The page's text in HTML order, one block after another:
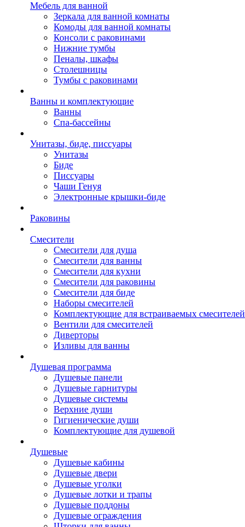
Мебель для ванной
Зеркала для ванной комнаты
Комоды для ванной комнаты
Консоли с раковинами
Нижние тумбы
Пеналы, шкафы
Столешницы
Тумбы с раковинами
Ванны и комплектующие
Ванны
Спа-бассейны
Унитазы, биде, писсуары
Унитазы
Биде
Писсуары
Чаши Генуя
Электронные крышки-биде
Раковины
Смесители
Смесители для душа
Смесители для ванны
Смесители для кухни
Смесители для раковины
Смесители для биде
Наборы смесителей
Комплектующие для встраиваемых смесителей
Вентили для смесителей
Диверторы
Изливы для ванны
Душевая программа
Душевые панели
Душевые гарнитуры
Душевые системы
Верхние души
Гигиенические души
Комплектующие для душевой
Душевые
Душевые кабины
Душевые двери
Душевые уголки
Душевые лотки и трапы
Душевые поддоны
Душевые ограждения